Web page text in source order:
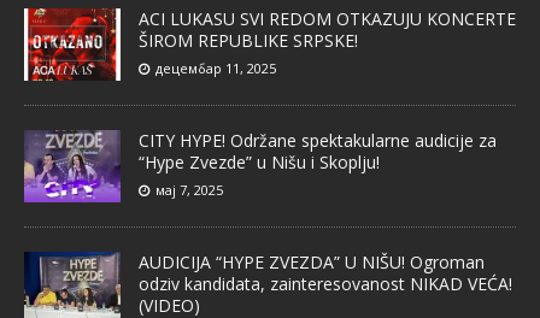
ACI LUKASU SVI REDOM OTKAZUJU KONCERTE
ŠIROM REPUBLIKE SRPSKE!
децембар 11, 2025
CITY HYPE! Održane spektakularne audicije za
“Hype Zvezde” u Nišu i Skoplju!
мај 7, 2025
AUDICIJA “HYPE ZVEZDA” U NIŠU! Ogroman
odziv kandidata, zainteresovanost NIKAD VEĆA!
(VIDEO)